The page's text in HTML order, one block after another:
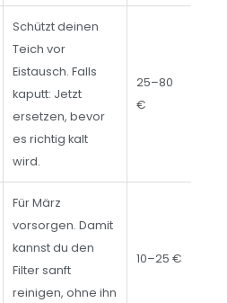
Schützt deinen
Teich vor
Eistausch. Falls
kaputt: Jetzt
ersetzen, bevor
es richtig kalt
wird.
25–80
€
Für März
vorsorgen. Damit
kannst du den
Filter sanft
reinigen, ohne ihn
10–25 €